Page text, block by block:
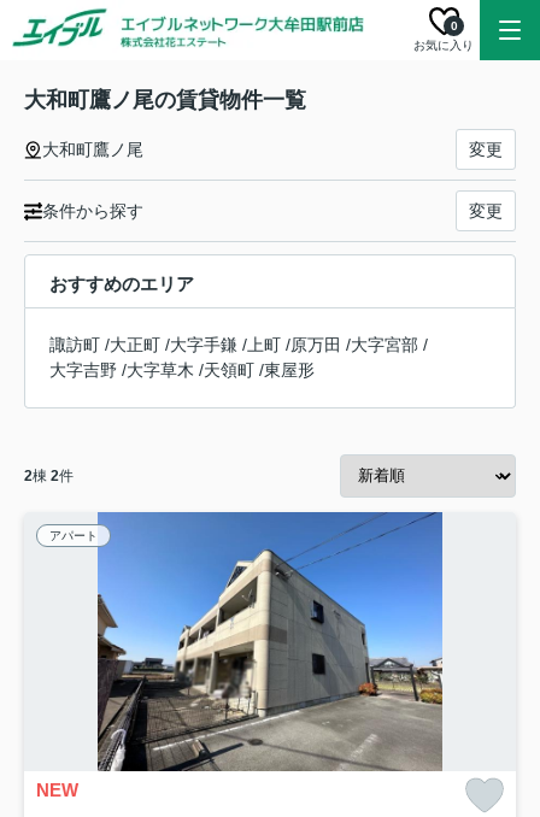
お気に入り
0
大和町鷹ノ尾の賃貸物件一覧
大和町鷹ノ尾 変更
条件から探す 変更
おすすめのエリア
諏訪町 /大正町 /大字手鎌 / 上町 /原万田 /大字宮部 /
大字吉野 /大字草木 /天領町 /東屋形
2棟 2件
アパート
NEW